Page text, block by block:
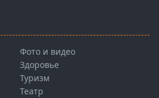
Фото и видео
Здоровье
Туризм
Театр